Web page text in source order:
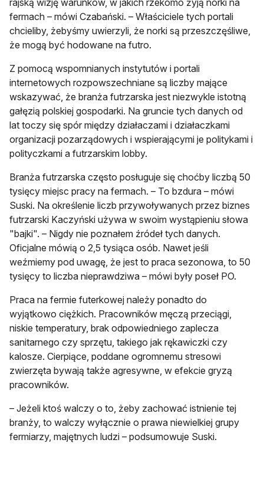
rajską wizję warunków, w jakich rzekomo żyją norki na
fermach – mówi Czabański. – Właściciele tych portali
chcieliby, żebyśmy uwierzyli, że norki są przeszczęśliwe,
że mogą być hodowane na futro.
Z pomocą wspomnianych instytutów i portali
internetowych rozpowszechniane są liczby mające
wskazywać, że branża futrzarska jest niezwykle istotną
gałęzią polskiej gospodarki. Na gruncie tych danych od
lat toczy się spór między działaczami i działaczkami
organizacji pozarządowych i wspierającymi je politykami i
polityczkami a futrzarskim lobby.
Branża futrzarska często posługuje się choćby liczbą 50
tysięcy miejsc pracy na fermach. – To bzdura – mówi
Suski. Na określenie liczb przywoływanych przez biznes
futrzarski Kaczyński używa w swoim wystąpieniu słowa
"bajki". – Nigdy nie poznałem źródeł tych danych.
Oficjalne mówią o 2,5 tysiąca osób. Nawet jeśli
weźmiemy pod uwagę, że jest to praca sezonowa, to 50
tysięcy to liczba nieprawdziwa – mówi były poseł PO.
Praca na fermie futerkowej należy ponadto do
wyjątkowo ciężkich. Pracowników męczą przeciągi,
niskie temperatury, brak odpowiedniego zaplecza
sanitarnego czy sprzętu, takiego jak rękawiczki czy
kalosze. Cierpiące, poddane ogromnemu stresowi
zwierzęta bywają także agresywne, w efekcie gryzą
pracowników.
– Jeżeli ktoś walczy o to, żeby zachować istnienie tej
branży, to walczy wyłącznie o prawa niewielkiej grupy
fermiarzy, majętnych ludzi – podsumowuje Suski.